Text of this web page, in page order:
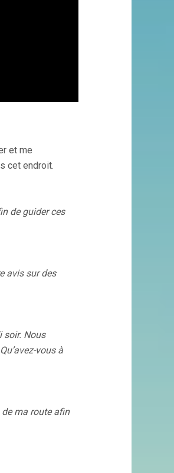
et me
cet endroit.
de guider ces
avis sur des
soir. Nous
vous à
ma route afin